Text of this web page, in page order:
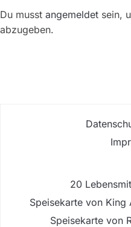
Du musst angemeldet sein,
abzugeben.
20
Speisekarte von King
Speisekarte von